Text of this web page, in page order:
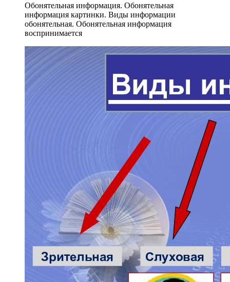
Обонятельная информация. Обонятельная
информация картинки. Виды информации
обонятельная. Обонятельная информация
воспринимается